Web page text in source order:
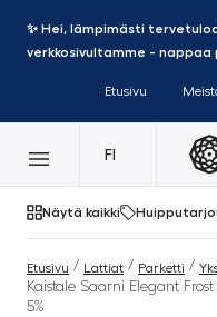
✨ Hei, lämpimästi
verkkosivultamme -
Etusivu
FI
Näytä kaikki
Etusivu / Lattiat / Parketti /
Kaistale Saarni Elegant
5%